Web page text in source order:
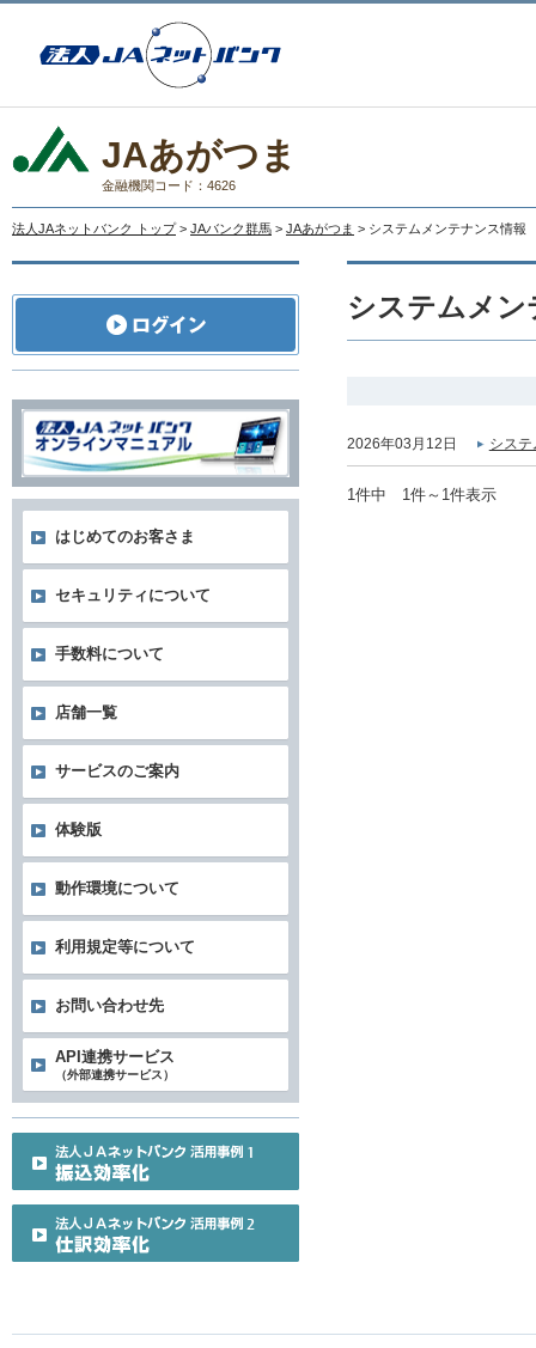
JAあがつま
金融機関コード：4626
法人JAネットバンク トップ > JAバンク群馬 > JAあがつま > システムメンテナンス情報
システムメ
2026年03月12日 シス
1件中 1件～1件表示
はじめてのお客さま
セキュリティについて
手数料について
店舗一覧
サービスのご案内
体験版
動作環境について
利用規定等について
お問い合わせ先
API連携サービス
（外部連携サービス）